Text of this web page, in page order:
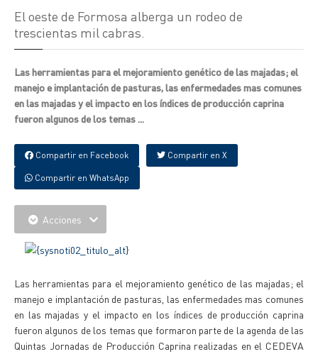
El oeste de Formosa alberga un rodeo de
trescientas mil cabras.
Las herramientas para el mejoramiento genético de las majadas; el
manejo e implantación de pasturas, las enfermedades mas comunes
en las majadas y el impacto en los índices de producción caprina
fueron algunos de los temas ...
Compartir en Facebook Compartir en X
Compartir en WhatsApp
Acciones
Las herramientas para el mejoramiento genético de las majadas; el
manejo e implantación de pasturas, las enfermedades mas comunes
en las majadas y el impacto en los índices de producción caprina
fueron algunos de los temas que formaron parte de la agenda de las
Quintas Jornadas de Producción Caprina realizadas en el CEDEVA